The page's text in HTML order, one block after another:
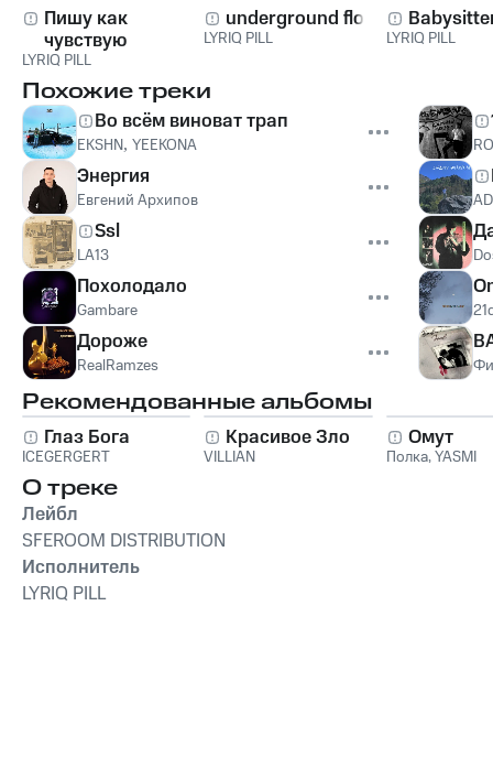
Пишу как
чувствую
LYRIQ PILL
underground flow
LYRIQ PILL LYRIQ PILL
Похожие треки
Во всём виноват трап
EKSHN, YEEKONA
Энергия
Евгений Архипов
Ssl
LA13
Похолодало
Gambare
Дороже
RealRamzes
Рекомендованные альбомы
Глаз Бога
ICEGERGERT
Красивое Зло
VILLIAN
Омут
Полка,YASMI
О треке
Лейбл
SFEROOM DISTRIBUTION
Исполнитель
LYRIQ PILL